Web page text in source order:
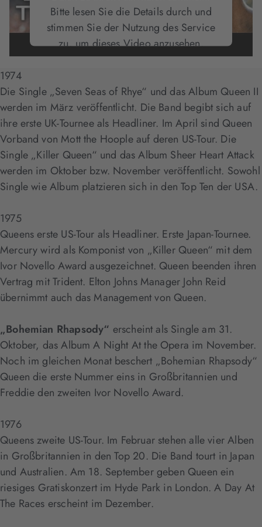
Bitte lesen Sie die Details durch und
stimmen Sie der Nutzung des Service
zu, um dieses Video anzusehen.
Mehr Informationen
Akzeptieren
1974
Die Single „Seven Seas of Rhye“ und das Album Queen II
werden im März veröffentlicht. Die Band begibt sich auf
ihre erste UK-Tournee als Headliner. Im April sind Queen
Vorband von Mott the Hoople auf deren US-Tour. Die
Single „Killer Queen“ und das Album Sheer Heart Attack
werden im Oktober bzw. November veröffentlicht. Sowohl
Single wie Album platzieren sich in den Top Ten der USA.
1975
Queens erste US-Tour als Headliner. Erste Japan-Tournee.
Mercury wird als Komponist von „Killer Queen“ mit dem
Ivor Novello Award ausgezeichnet. Queen beenden ihren
Vertrag mit Trident. Elton Johns Manager John Reid
übernimmt auch das Management von Queen.
„Bohemian Rhapsody“ erscheint als Single am 31.
Oktober, das Album A Night At the Opera im November.
Noch im gleichen Monat beschert „Bohemian Rhapsody“
Queen die erste Nummer eins in Großbritannien und
Freddie den zweiten Ivor Novello Award.
1976
Queens zweite US-Tour. Im Februar stehen alle vier Alben
in Großbritannien in den Top 20. Die Band tourt in Japan
und Australien. Am 18. September geben Queen ein
riesiges Gratiskonzert im Hyde Park in London. A Day At
The Races erscheint im Dezember.